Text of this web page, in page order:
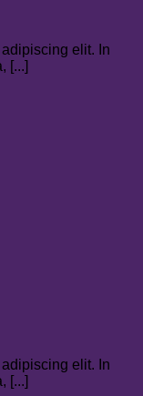
adipiscing elit. In
[...]
adipiscing elit. In
[...]